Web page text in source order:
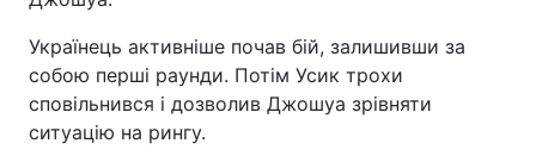
Економіка
Спорт Наука
Техно і зв'язок
Українець активніше почав бій, залишивши за
собою перші раунди. Потім Усик трохи
сповільнився і дозволив Джошуа зрівняти
ситуацію на рингу.